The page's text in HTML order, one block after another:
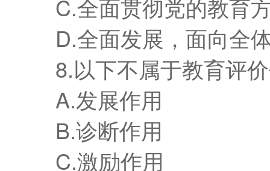
C.全面贯彻党的教育方
D.全面发展，面向全
8.以下不属于教育评
A.发展作用
B.诊断作用
C.激励作用